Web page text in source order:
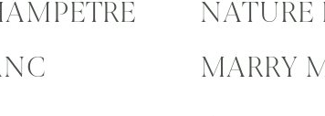
NATURE
MARRY